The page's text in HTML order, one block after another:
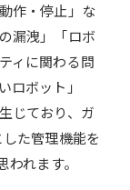
作・停止」な
漏洩」「ロボ
ィに関わる問
ロボット」
じており、ガ
た管理機能を
れます。